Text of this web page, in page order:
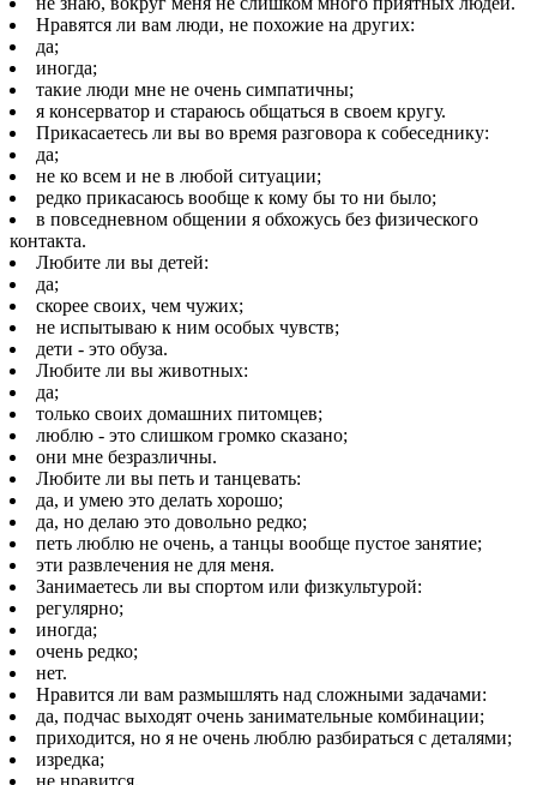
Нравятся ли вам люди, не похожие на других:
да;
иногда;
такие люди мне не очень симпатичны;
я консерватор и стараюсь общаться в своем кругу.
Прикасаетесь ли вы во время разговора к собеседнику:
да;
не ко всем и не в любой ситуации;
редко прикасаюсь вообще к кому бы то ни было;
в повседневном общении я обхожусь без физического
контакта.
Любите ли вы детей:
да;
скорее своих, чем чужих;
не испытываю к ним особых чувств;
дети - это обуза.
Любите ли вы животных:
да;
только своих домашних питомцев;
люблю - это слишком громко сказано;
они мне безразличны.
Любите ли вы петь и танцевать:
да, и умею это делать хорошо;
да, но делаю это довольно редко;
петь люблю не очень, а танцы вообще пустое занятие;
эти развлечения не для меня.
Занимаетесь ли вы спортом или физкультурой:
регулярно;
иногда;
очень редко;
нет.
Нравится ли вам размышлять над сложными задачами:
да, подчас выходят очень занимательные комбинации;
приходится, но я не очень люблю разбираться с деталями;
изредка;
не нравится.